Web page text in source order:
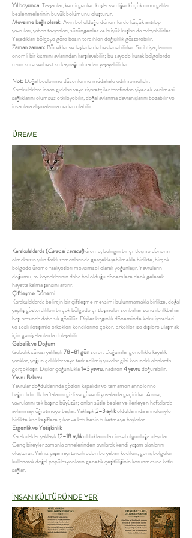
Yıl boyunca: Tavşanlar, kemirgenler, kuşlar ve diğer küçük omurgalılar
beslenmelerinin büyük bölümünü oluşturur.
Mevsime bağlı olarak: Avın bol olduğu dönemlerde küçük antilop
yavruları, yaban tavşanları, sürüngenler ve büyük kuşları da avlayabilirler.
Yaşadıkları bölgeye göre besin tercihleri değişiklik gösterebilir.
Zaman zaman: Böcekler ve leşlerle de beslenebilirler. Su ihtiyaçlarının
önemli bir kısmını avlarından karşılayabilir; bu sayede kurak bölgelerde
uzun süre serbest su kaynağı olmadan yaşayabilirler.
Not: Doğal beslenme düzenlerine müdahale edilmemelidir.
Karakulaklara insan gıdaları veya ziyaretçiler tarafından yiyecek verilmesi
sağlıklarını olumsuz etkileyebilir, doğal avlanma davranışlarını bozabilir ve
insanlara alışmalarına neden olabilir.
ÜREME
Karakulaklarda (Caracal caracal)üreme, belirgin bir çiftleşme dönemi
olmaksızın yılın farklı zamanlarında gerçekleşebilmekle birlikte, birçok
bölgede üreme faaliyetleri mevsimsel olarak yoğunlaşır. Yavruların
doğumu, av kaynaklarının daha bol olduğu dönemlere denk gelerek
hayatta kalma şansını artırır.
Çiftleşme Dönemi
Karakulaklarda belirgin bir çiftleşme mevsimi bulunmamakla birlikte, doğal
yayılış gösterdikleri birçok bölgede çiftleşmeler sonbahar sonu ile ilkbahar
başı arasında daha sık görülür. Dişiler kızgınlık döneminde koku işaretleri
ve sesli iletişimle erkekleri kendilerine çeker. Erkekler ise dişilere ulaşmak
için geniş alanlarda dolaşabilir.
Gebelik ve Doğum
Gebelik süresi yaklaşık78–81 günsürer. Doğumlar genellikle kayalık
yarıklar, yoğun çalılıklar veya terk edilmiş yuvalar gibi korunaklı alanlarda
gerçekleşir. Dişiler çoğunlukla1–3 yavru, nadiren4 yavrudoğurabilir.
Yavru Bakımı
Yavrular doğduklarında gözleri kapalıdır ve tamamen annelerine
bağımlıdır. İlk haftalarını gizli ve güvenli yuvalarda geçirirler. Anne,
yavrularını tek başına büyütür; onları sütle besler ve ilerleyen haftalarda
avlanmayı öğretmeye başlar. Yaklaşık2–3 aylıkolduklarında anneleriyle
birlikte kısa keşiflere çıkar ve katı besin tüketmeye başlarlar.
Ergenlik ve Yetişkinlik
Karakulaklar yaklaşık12–18 aylıkolduklarında cinsel olgunluğa ulaşırlar.
Genç bireyler zamanla annelerinden ayrılarak kendi yaşam alanlarını
oluşturur. Yalnız yaşamayı tercih eden bu yaban kedileri, geniş bölgeler
kullanarak doğal popülasyonların genetik çeşitliliğinin korunmasına katkı
sağlar.
İNSAN KÜLTÜRÜNDE YERİ